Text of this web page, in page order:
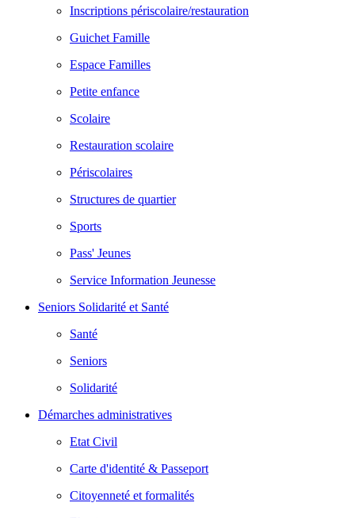
Inscriptions périscolaire/restauration
Guichet Famille
Espace Familles
Petite enfance
Scolaire
Restauration scolaire
Périscolaires
Structures de quartier
Sports
Pass' Jeunes
Service Information Jeunesse
Seniors Solidarité et Santé
Santé
Seniors
Solidarité
Démarches administratives
Etat Civil
Carte d'identité & Passeport
Citoyenneté et formalités